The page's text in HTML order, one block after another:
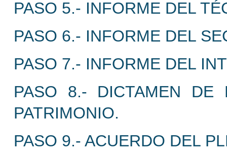
PASO 5.- INFORME DEL
PASO 6.- INFORME DEL
PASO 7.- INFORME DEL
PASO 8.- DICTAMEN DE
PATRIMONIO.
PASO 9.- ACUERDO DEL